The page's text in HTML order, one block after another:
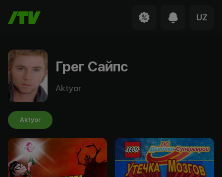
UZ
Грег Сайпс
Aktyor
Aktyor